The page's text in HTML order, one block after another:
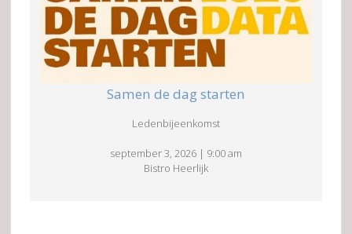
Samen de dag starten
Ledenbijeenkomst
september 3, 2026 | 9:00 am
Bistro Heerlijk